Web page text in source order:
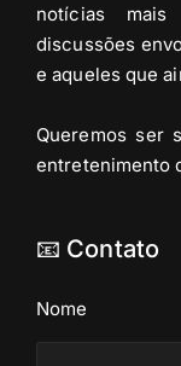
notícias
discussões
e aqueles que
Queremos ser
entretenimento
📧 Contato
Nome